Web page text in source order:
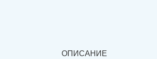
ОПИСАНИЕ